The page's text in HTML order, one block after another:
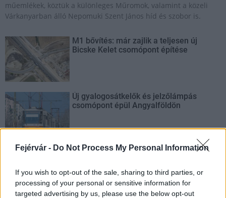
Fejérvár - Do Not Process My Personal Information
If you wish to opt-out of the sale, sharing to third parties, or
processing of your personal or sensitive information for
targeted advertising by us, please use the below opt-out
műemlékek, köztük a különleges Műromok, valamint a közeli
Várkanyarban álló Nepomuki Szent János híd és szobor is.
M1 bővítés: már zajlik a teljesen új
Bicske Kelet csomópont építése
Új gyalogosátkelők és jelzőlámpás
csomópont épül Angyalföldön
Másfélszeresére bővítik
iskoláját